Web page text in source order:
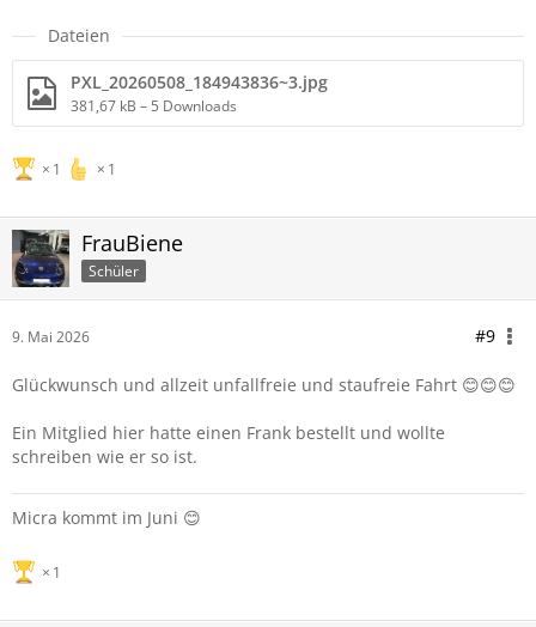
Dateien
PXL_20260508_184943836~3.jpg
381,67 kB – 5 Downloads
1 1
FrauBiene
Schüler
9. Mai 2026 #9
Glückwunsch und allzeit unfallfreie und staufreie Fahrt 😊😊😊
Ein Mitglied hier hatte einen Frank bestellt und wollte
schreiben wie er so ist.
Micra kommt im Juni 😊
1